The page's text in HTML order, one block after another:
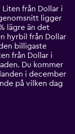
från Dollar i
ligger
lägre än det
hyrbil från Dollar
billigaste
från Dollar i
Du kommer
i december
på vilken dag